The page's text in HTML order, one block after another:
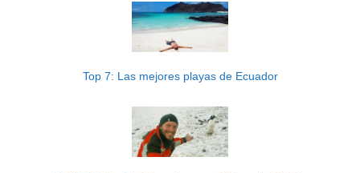
Top 7: Las mejores playas de Ecuador